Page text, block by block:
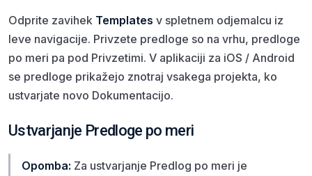
Odprite zavihek Templates v spletnem odjemalcu iz
leve navigacije. Privzete predloge so na vrhu, predloge
po meri pa pod Privzetimi. V aplikaciji za iOS / Android
se predloge prikažejo znotraj vsakega projekta, ko
ustvarjate novo Dokumentacijo.
Ustvarjanje Predloge po meri
Opomba: Za ustvarjanje Predlog po meri je